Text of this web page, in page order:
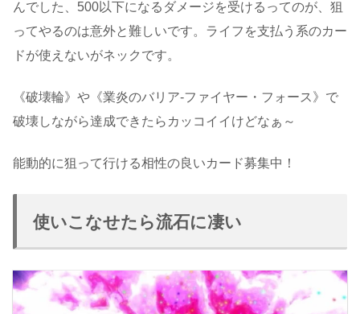
んでした、500以下になるダメージを受けるってのが、狙
ってやるのは意外と難しいです。ライフを支払う系のカー
ドが使えないがネックです。
《破壊輪》や《業炎のバリア-ファイヤー・フォース》で
破壊しながら達成できたらカッコイイけどなぁ～
能動的に狙って行ける相性の良いカード募集中！
使いこなせたら流石に凄い